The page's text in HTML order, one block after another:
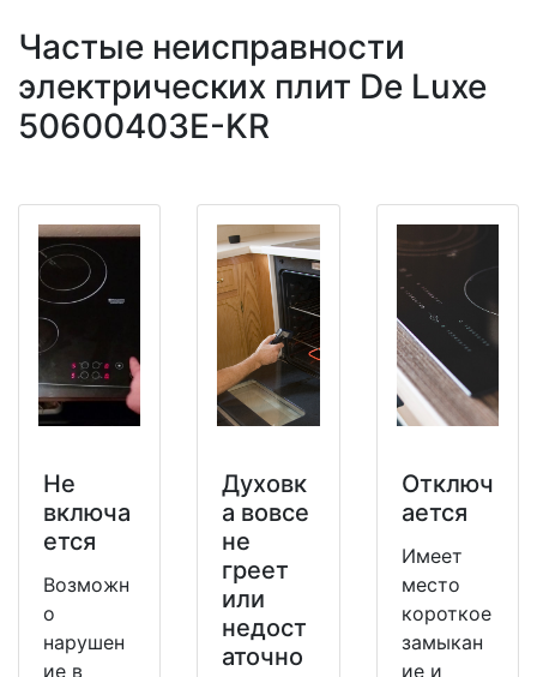
Частые неисправности
электрических плит De Luxe
50600403E-KR
Не
включа
ется
Возможн
о
нарушен
ие в
Духовк
а вовсе
не
греет
или
недост
аточно
Отключ
ается
Имеет
место
короткое
замыкан
ие и